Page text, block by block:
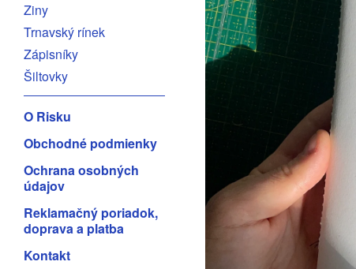
Ziny
Trnavský rínek
Zápisníky
Šiltovky
O Risku
Obchodné podmienky
Ochrana osobných
údajov
Reklamačný poriadok,
doprava a platba
Kontakt